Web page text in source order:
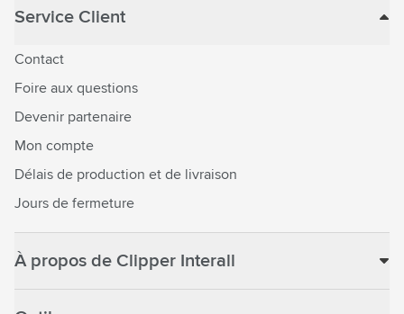
Service Client
Contact
Foire aux questions
Devenir partenaire
Mon compte
Délais de production et de livraison
Jours de fermeture
À propos de Clipper Interall